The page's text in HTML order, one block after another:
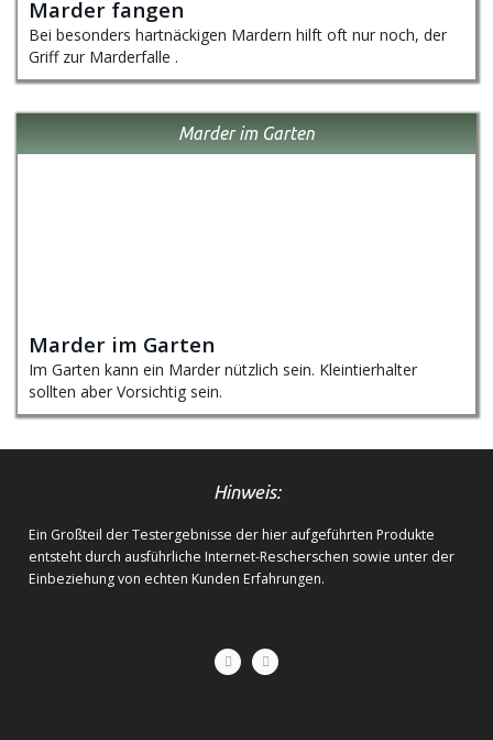
Marder fangen
Bei besonders hartnäckigen Mardern hilft oft nur noch, der
Griff zur Marderfalle .
Marder im Garten
Marder im Garten
Im Garten kann ein Marder nützlich sein. Kleintierhalter
sollten aber Vorsichtig sein.
Hinweis:
Ein Großteil der Testergebnisse der hier aufgeführten Produkte
entsteht durch ausführliche Internet-Rescherschen sowie unter der
Einbeziehung von echten Kunden Erfahrungen.